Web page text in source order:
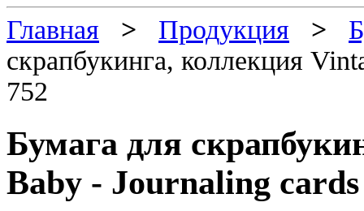
Главная > Продукция >
скрапбукинга, коллекция
752
Бумага для
Baby - Journaling